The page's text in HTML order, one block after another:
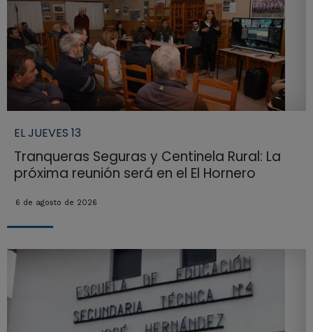
EL JUEVES 13
Tranqueras Seguras y Centinela Rural: La
próxima reunión será en el El Hornero
6 de agosto de 2026